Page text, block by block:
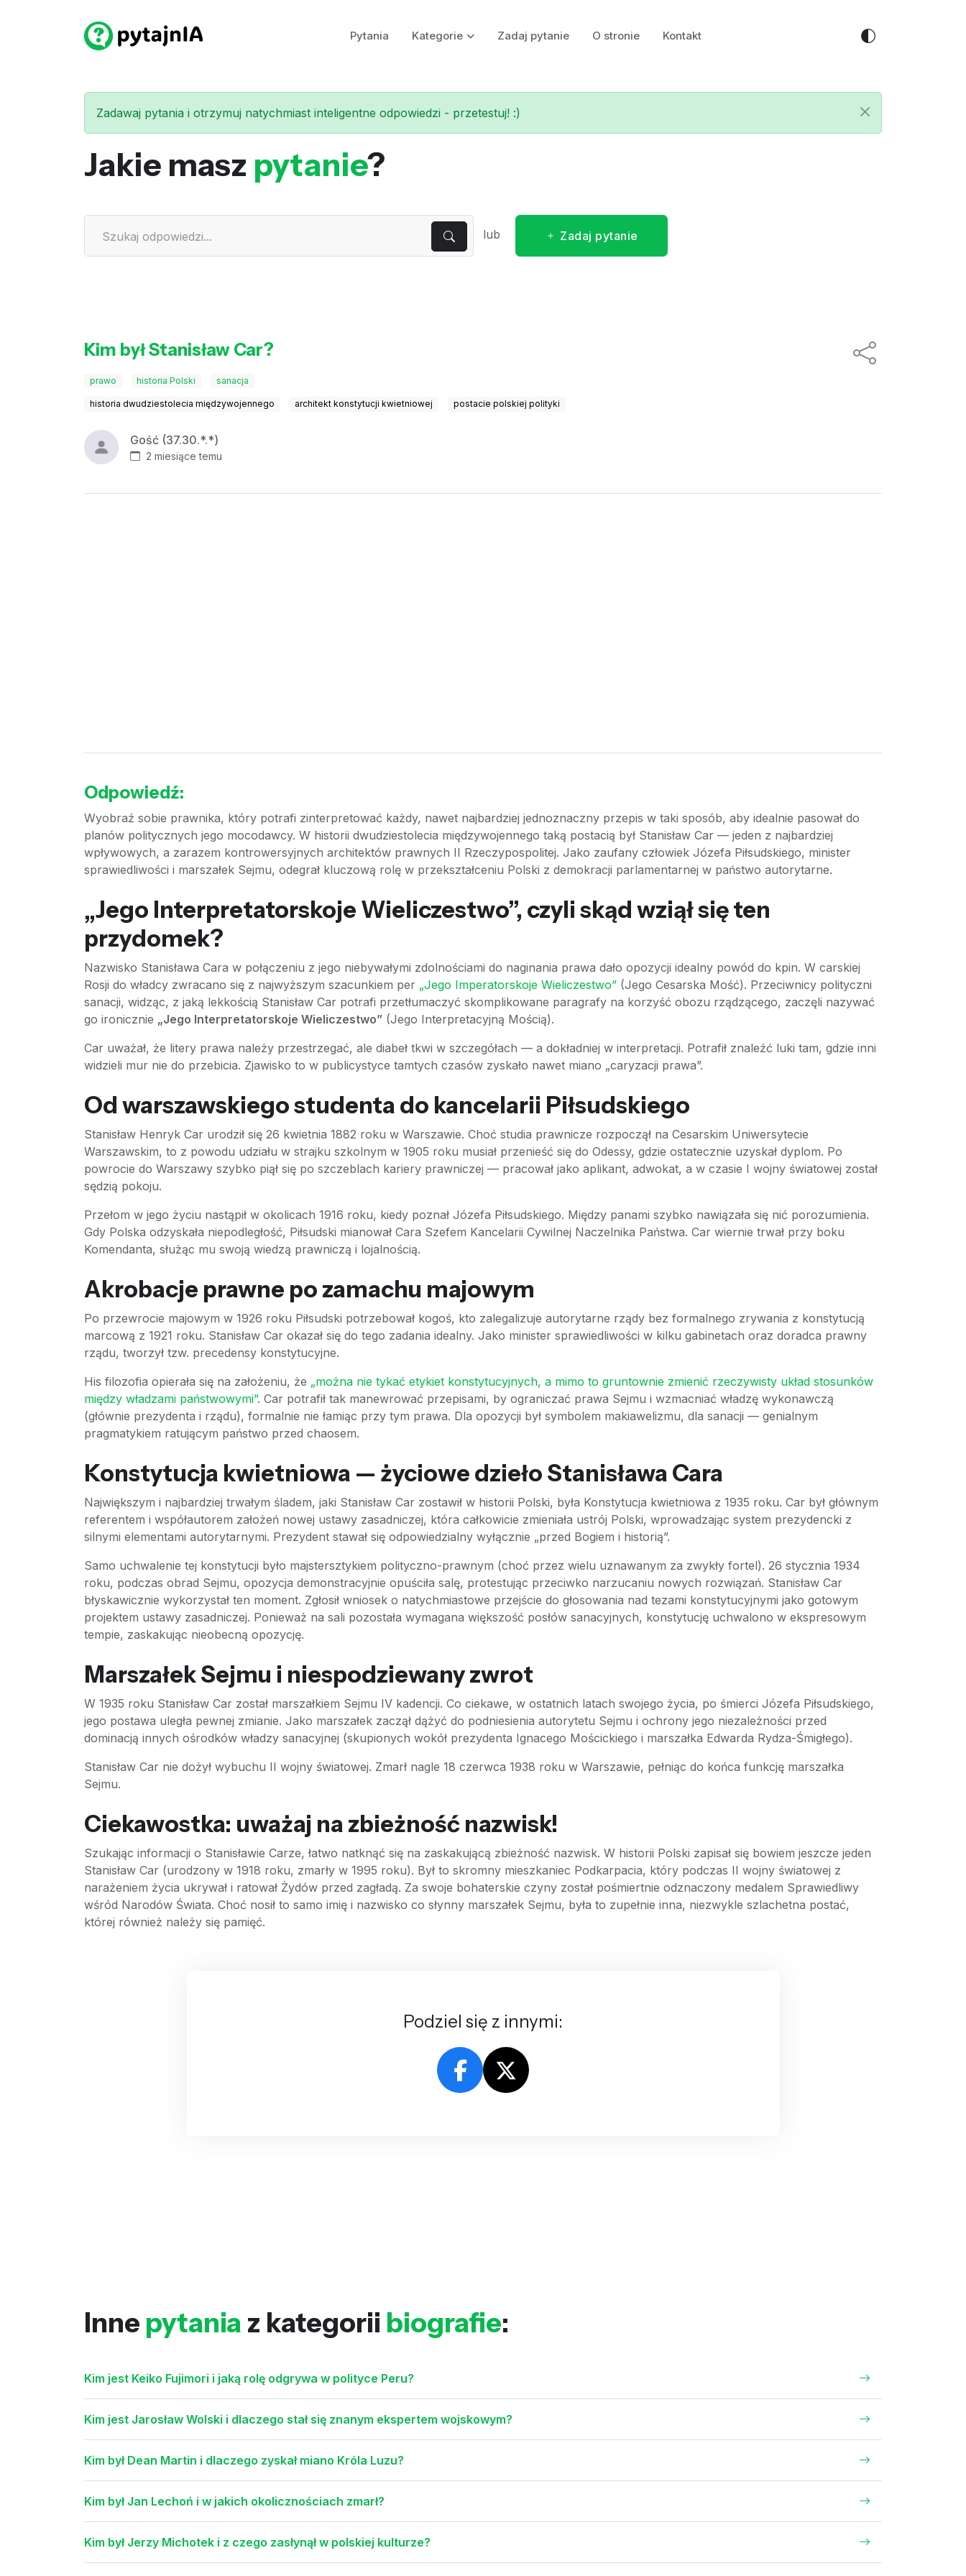
Pytania Kategorie Zadaj pytanie O stronie Kontakt
Zadawaj pytania i otrzymuj natychmiast inteligentne odpowiedzi - przetestuj! :)
Jakie masz pytanie?
lub Zadaj pytanie
Kim był Stanisław Car?
prawo historia Polski sanacja
historia dwudziestolecia międzywojennego architekt konstytucji kwietniowej postacie polskiej polityki
Gość (37.30.*.*)
2 miesiące temu
Odpowiedź:
Wyobraź sobie prawnika, który potrafi zinterpretować każdy, nawet najbardziej jednoznaczny przepis w taki sposób, aby idealnie pasował do
planów politycznych jego mocodawcy. W historii dwudziestolecia międzywojennego taką postacią był Stanisław Car — jeden z najbardziej
wpływowych, a zarazem kontrowersyjnych architektów prawnych II Rzeczypospolitej. Jako zaufany człowiek Józefa Piłsudskiego, minister
sprawiedliwości i marszałek Sejmu, odegrał kluczową rolę w przekształceniu Polski z demokracji parlamentarnej w państwo autorytarne.
„Jego Interpretatorskoje Wieliczestwo”, czyli skąd wziął się ten
przydomek?
Nazwisko Stanisława Cara w połączeniu z jego niebywałymi zdolnościami do naginania prawa dało opozycji idealny powód do kpin. W carskiej
Rosji do władcy zwracano się z najwyższym szacunkiem per „Jego Imperatorskoje Wieliczestwo” (Jego Cesarska Mość). Przeciwnicy polityczni
sanacji, widząc, z jaką lekkością Stanisław Car potrafi przetłumaczyć skomplikowane paragrafy na korzyść obozu rządzącego, zaczęli nazywać
go ironicznie „Jego Interpretatorskoje Wieliczestwo” (Jego Interpretacyjną Mością).
Car uważał, że litery prawa należy przestrzegać, ale diabeł tkwi w szczegółach — a dokładniej w interpretacji. Potrafił znaleźć luki tam, gdzie inni
widzieli mur nie do przebicia. Zjawisko to w publicystyce tamtych czasów zyskało nawet miano „caryzacji prawa”.
Od warszawskiego studenta do kancelarii Piłsudskiego
Stanisław Henryk Car urodził się 26 kwietnia 1882 roku w Warszawie. Choć studia prawnicze rozpoczął na Cesarskim Uniwersytecie
Warszawskim, to z powodu udziału w strajku szkolnym w 1905 roku musiał przenieść się do Odessy, gdzie ostatecznie uzyskał dyplom. Po
powrocie do Warszawy szybko piął się po szczeblach kariery prawniczej — pracował jako aplikant, adwokat, a w czasie I wojny światowej został
sędzią pokoju.
Przełom w jego życiu nastąpił w okolicach 1916 roku, kiedy poznał Józefa Piłsudskiego. Między panami szybko nawiązała się nić porozumienia.
Gdy Polska odzyskała niepodległość, Piłsudski mianował Cara Szefem Kancelarii Cywilnej Naczelnika Państwa. Car wiernie trwał przy boku
Komendanta, służąc mu swoją wiedzą prawniczą i lojalnością.
Akrobacje prawne po zamachu majowym
Po przewrocie majowym w 1926 roku Piłsudski potrzebował kogoś, kto zalegalizuje autorytarne rządy bez formalnego zrywania z konstytucją
marcową z 1921 roku. Stanisław Car okazał się do tego zadania idealny. Jako minister sprawiedliwości w kilku gabinetach oraz doradca prawny
rządu, tworzył tzw. precedensy konstytucyjne.
His filozofia opierała się na założeniu, że „można nie tykać etykiet konstytucyjnych, a mimo to gruntownie zmienić rzeczywisty układ stosunków
między władzami państwowymi”. Car potrafił tak manewrować przepisami, by ograniczać prawa Sejmu i wzmacniać władzę wykonawczą
(głównie prezydenta i rządu), formalnie nie łamiąc przy tym prawa. Dla opozycji był symbolem makiawelizmu, dla sanacji — genialnym
pragmatykiem ratującym państwo przed chaosem.
Konstytucja kwietniowa — życiowe dzieło Stanisława Cara
Największym i najbardziej trwałym śladem, jaki Stanisław Car zostawił w historii Polski, była Konstytucja kwietniowa z 1935 roku. Car był głównym
referentem i współautorem założeń nowej ustawy zasadniczej, która całkowicie zmieniała ustrój Polski, wprowadzając system prezydencki z
silnymi elementami autorytarnymi. Prezydent stawał się odpowiedzialny wyłącznie „przed Bogiem i historią”.
Samo uchwalenie tej konstytucji było majstersztykiem polityczno-prawnym (choć przez wielu uznawanym za zwykły fortel). 26 stycznia 1934
roku, podczas obrad Sejmu, opozycja demonstracyjnie opuściła salę, protestując przeciwko narzucaniu nowych rozwiązań. Stanisław Car
błyskawicznie wykorzystał ten moment. Zgłosił wniosek o natychmiastowe przejście do głosowania nad tezami konstytucyjnymi jako gotowym
projektem ustawy zasadniczej. Ponieważ na sali pozostała wymagana większość posłów sanacyjnych, konstytucję uchwalono w ekspresowym
tempie, zaskakując nieobecną opozycję.
Marszałek Sejmu i niespodziewany zwrot
W 1935 roku Stanisław Car został marszałkiem Sejmu IV kadencji. Co ciekawe, w ostatnich latach swojego życia, po śmierci Józefa Piłsudskiego,
jego postawa uległa pewnej zmianie. Jako marszałek zaczął dążyć do podniesienia autorytetu Sejmu i ochrony jego niezależności przed
dominacją innych ośrodków władzy sanacyjnej (skupionych wokół prezydenta Ignacego Mościckiego i marszałka Edwarda Rydza-Śmigłego).
Stanisław Car nie dożył wybuchu II wojny światowej. Zmarł nagle 18 czerwca 1938 roku w Warszawie, pełniąc do końca funkcję marszałka
Sejmu.
Ciekawostka: uważaj na zbieżność nazwisk!
Szukając informacji o Stanisławie Carze, łatwo natknąć się na zaskakującą zbieżność nazwisk. W historii Polski zapisał się bowiem jeszcze jeden
Stanisław Car (urodzony w 1918 roku, zmarły w 1995 roku). Był to skromny mieszkaniec Podkarpacia, który podczas II wojny światowej z
narażeniem życia ukrywał i ratował Żydów przed zagładą. Za swoje bohaterskie czyny został pośmiertnie odznaczony medalem Sprawiedliwy
wśród Narodów Świata. Choć nosił to samo imię i nazwisko co słynny marszałek Sejmu, była to zupełnie inna, niezwykle szlachetna postać,
której również należy się pamięć.
Podziel się z innymi:
Inne pytania z kategorii biografie:
Kim jest Keiko Fujimori i jaką rolę odgrywa w polityce Peru?
Kim jest Jarosław Wolski i dlaczego stał się znanym ekspertem wojskowym?
Kim był Dean Martin i dlaczego zyskał miano Króla Luzu?
Kim był Jan Lechoń i w jakich okolicznościach zmarł?
Kim był Jerzy Michotek i z czego zasłynął w polskiej kulturze?